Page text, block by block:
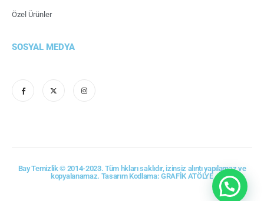
Özel Ürünler
SOSYAL MEDYA
Bay Temizlik © 2014-2023. Tüm hkları saklıdır, izinsiz alıntı yapılamaz ve
kopyalanamaz. Tasarım Kodlama: GRAFİK ATÖLYE